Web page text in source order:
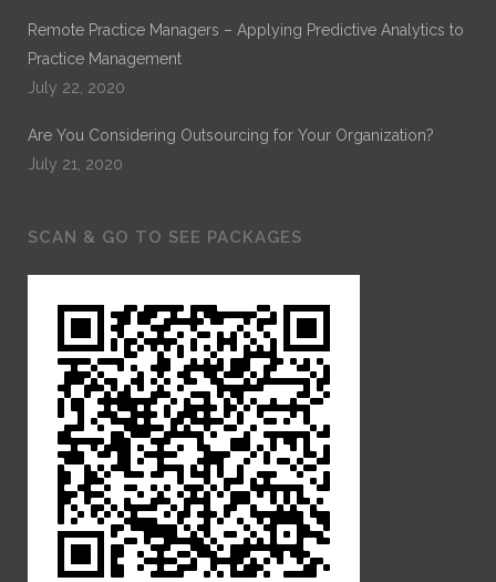
Remote Practice Managers – Applying Predictive Analytics to
Practice Management
July 22, 2020
Are You Considering Outsourcing for Your Organization?
July 21, 2020
SCAN & GO TO SEE PACKAGES